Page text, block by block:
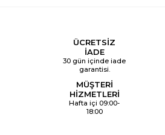
ÜCRETSİZ
İADE
30 gün içinde iade
garantisi.
MÜŞTERİ
HİZMETLERİ
Hafta içi 09:00-
18:00